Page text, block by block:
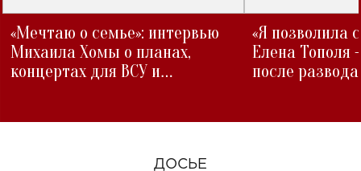
«Мечтаю о семье»: интервью
Михаила Хомы о планах,
концертах для ВСУ и
«Я позволила
Елена Тополя
после развода
ДОСЬЕ